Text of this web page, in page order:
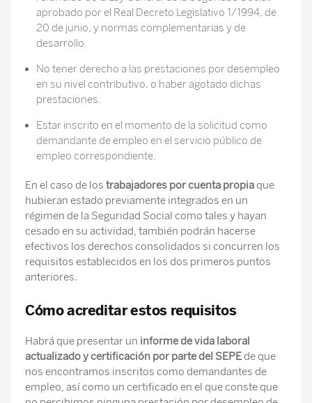
aprobado por el Real Decreto Legislativo 1/1994, de
20 de junio, y normas complementarias y de
desarrollo.
No tener derecho a las prestaciones por desempleo
en su nivel contributivo, o haber agotado dichas
prestaciones.
Estar inscrito en el momento de la solicitud como
demandante de empleo en el servicio público de
empleo correspondiente.
En el caso de los trabajadores por cuenta propiaque
hubieran estado previamente integrados en un
régimen de la Seguridad Social como tales y hayan
cesado en su actividad, también podrán hacerse
efectivos los derechos consolidados si concurren los
requisitos establecidos en los dos primeros puntos
anteriores.
Cómo acreditar estos requisitos
Habrá que presentar un informe de vida laboral
actualizado y certificación por parte del SEPEde que
nos encontramos inscritos como demandantes de
empleo, así como un certificado en el que conste que